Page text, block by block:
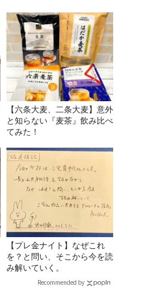
【六条大麦、二条大麦】意外
と知らない『麦茶』飲み比べ
てみた！
【プレ金ナイト】なぜこれ
を？と問い、そこから今を読
み解いていく。
Recommended by